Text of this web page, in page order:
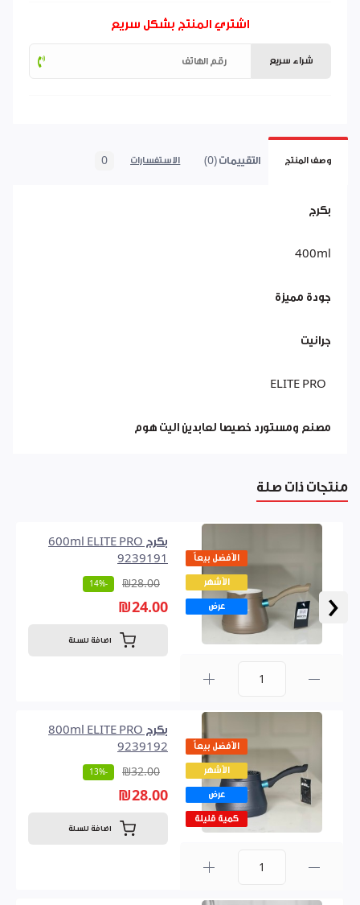
‹
اشتري المنتج بشكل سريع
شراء سريع
وصف المنتج التقييمات (0) الاستفسارات 0
بكرج
400ml
جودة مميزة
جرانيت
مصنع ومستورد خصيصا لعابدين اليت هوم
منتجات ذات صلة
الأفضل بيعاً
الأشهر
عرض
بكرج 600ml ELITE PRO
9239191
₪28.00
-14%
₪24.00
اضافة للسلة
الأفضل بيعاً
الأشهر
عرض
كمية قليلة
بكرج 800ml ELITE PRO
9239192
₪32.00
-13%
₪28.00
اضافة للسلة